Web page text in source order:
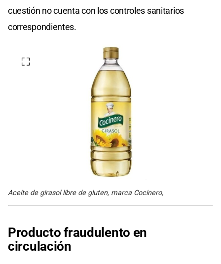
cuestión no cuenta con los controles sanitarios
correspondientes.
Aceite de girasol libre de gluten, marca Cocinero,
Producto fraudulento en
circulación